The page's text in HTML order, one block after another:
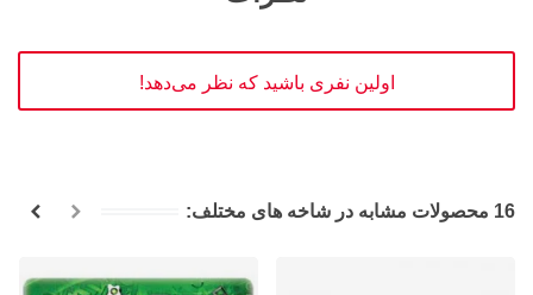
اولین نفری باشید که نظر می‌دهد!
16 محصولات مشابه در شاخه های مختلف: